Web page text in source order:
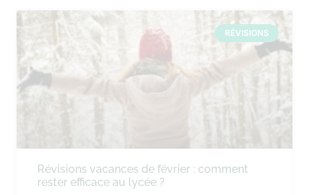
RÉVISIONS
Révisions vacances de février : comment
rester efficace au lycée ?